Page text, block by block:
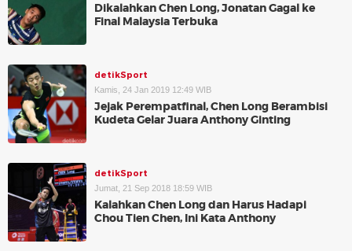
Dikalahkan Chen Long, Jonatan Gagal ke
Final Malaysia Terbuka
detikSport
Kamis, 24 Jan 2019 12:49 WIB
Jejak Perempatfinal, Chen Long Berambisi
Kudeta Gelar Juara Anthony Ginting
detikSport
Jumat, 21 Sep 2018 18:59 WIB
Kalahkan Chen Long dan Harus Hadapi
Chou Tien Chen, Ini Kata Anthony